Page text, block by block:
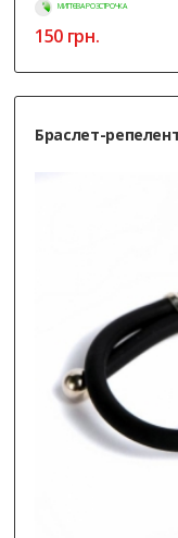
МИТТЄВА РОЗСТРОЧКА
150грн.
Браслет-